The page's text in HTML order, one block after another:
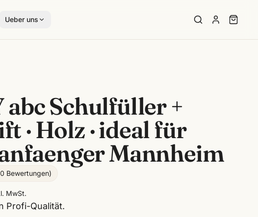
Ueber uns
abc Schulfüller +
· Holz · ideal für
Mannheim
Bewertungen)
MwSt.
Profi-Qualität.